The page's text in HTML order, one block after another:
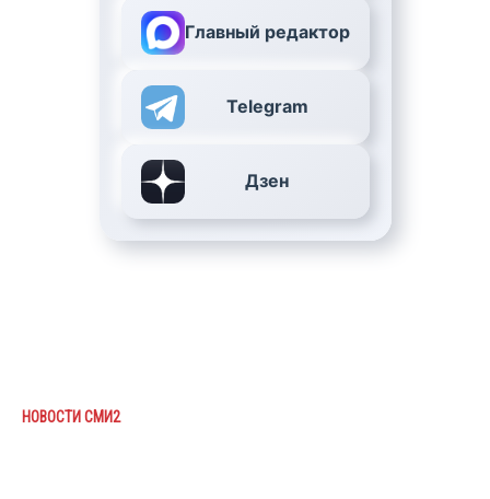
Главный редактор
Telegram
Дзен
НОВОСТИ СМИ2